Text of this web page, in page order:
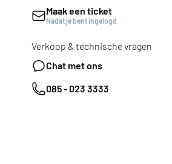
Maak een ticket
Nadat je bent ingelogd
Verkoop & technische vragen
Chat met ons
085 - 023 3333